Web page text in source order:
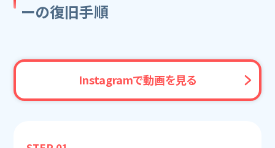
ーの復旧手順
Instagramで動画を見る